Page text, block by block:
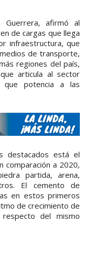
Guerrera, afirmó al
de cargas que llega
infraestructura, que
de transporte,
regiones del país,
articula al sector
potencia a las
destacados está el
comparación a 2020,
partida, arena,
El cemento de
en estos primeros
de crecimiento de
del mismo